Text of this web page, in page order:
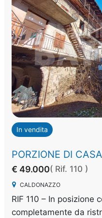
In vendita
€ 49.000( Rif. 110 )
CALDONAZZO
RIF 110 – In posizione
completamente da